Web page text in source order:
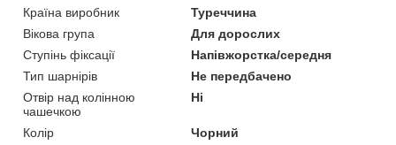
Країна виробник
Туреччина
Вікова група
Для дорослих
Ступінь фіксації
Напівжорстка/середня
Тип шарнірів
Не передбачено
Отвір над колінною
чашечкою
Ні
Колір
Чорний